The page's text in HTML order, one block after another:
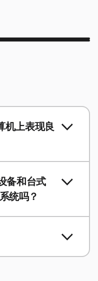
机上表现良
备和台式
统吗？